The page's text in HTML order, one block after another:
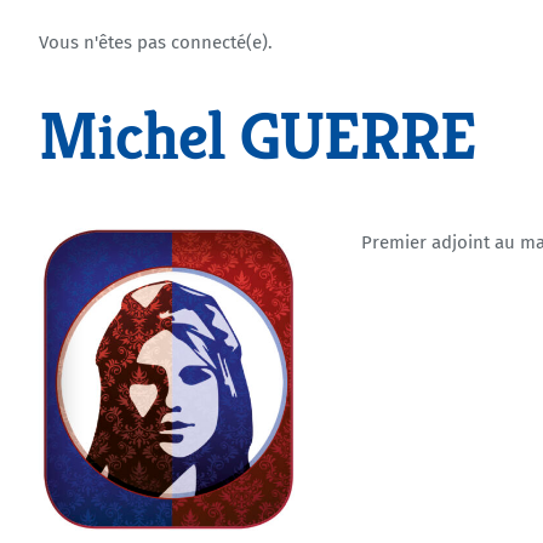
Vous n'êtes pas connecté(e).
Michel GUERRE
Premier adjoint au